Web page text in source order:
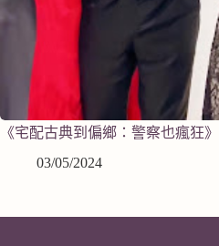
《宅配古典到偏鄉：警察也瘋狂》
03/05/2024